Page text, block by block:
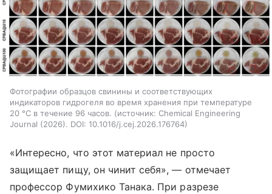
Фотографии образцов свинины и соответствующих
индикаторов гидрогеля во время хранения при температуре
20 °C в течение 96 часов.
источник: Chemical Engineering
Journal (2026). DOI: 10.1016/j.cej.2026.176764
«Интересно, что этот материал не просто
защищает пищу, он чинит себя», — отмечает
профессор Фумихико Танака. При разрезе